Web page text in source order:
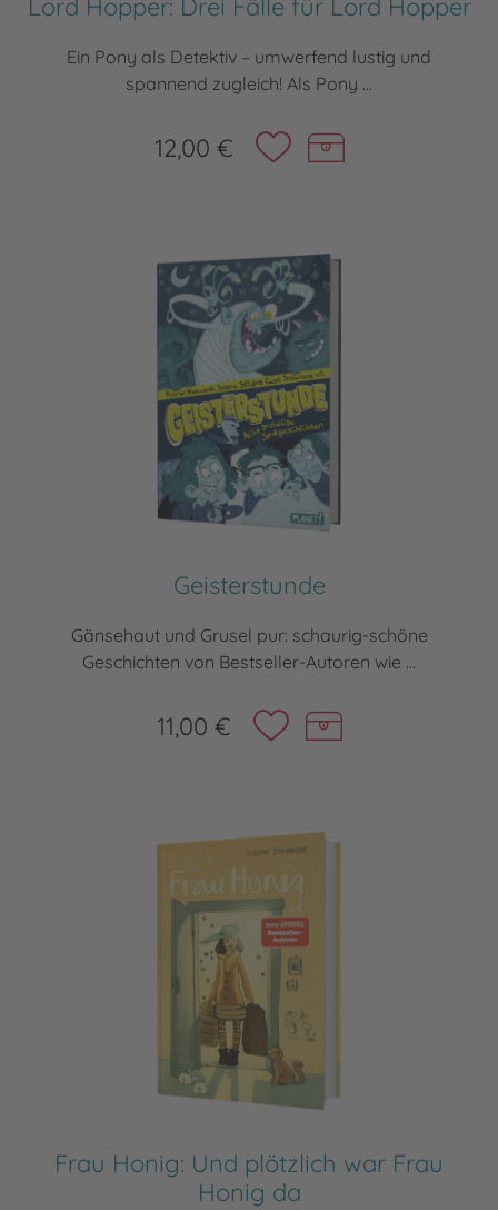
Lord Hopper: Drei Fälle für Lord Hopper
Ein Pony als Detektiv – umwerfend lustig und
spannend zugleich! Als Pony ...
12,00 €
Geisterstunde
Gänsehaut und Grusel pur: schaurig-schöne
Geschichten von Bestseller-Autoren wie ...
11,00 €
Frau Honig: Und plötzlich war Frau
Honig da